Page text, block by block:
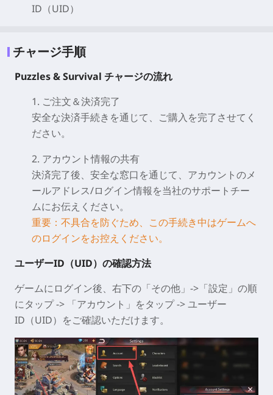
ID（UID）
チャージ手順
Puzzles & Survival チャージの流れ
1. ご注文＆決済完了
安全な決済手続きを通じて、ご購入を完了させてく
ださい。
2. アカウント情報の共有
決済完了後、安全な窓口を通じて、アカウントのメ
ールアドレス/ログイン情報を当社のサポートチー
ムにお伝えください。
重要：不具合を防ぐため、この手続き中はゲームへ
のログインをお控えください。
ユーザーID（UID）の確認方法
ゲームにログイン後、右下の「その他」->「設定」の順
にタップ -> 「アカウント」をタップ -> ユーザー
ID（UID）をご確認いただけます。